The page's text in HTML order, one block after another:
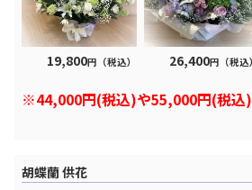
19,800円（税込） 26,400円（税込）
※44,000円(税込)や55,000円(税込
胡蝶蘭 供花